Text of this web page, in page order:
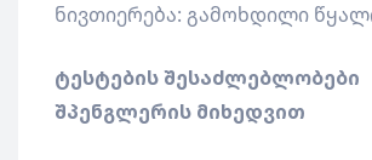
ნივთიერება: გამოხდილი
ტესტების შესაძლებლობები
შპენგლერის მიხედვით